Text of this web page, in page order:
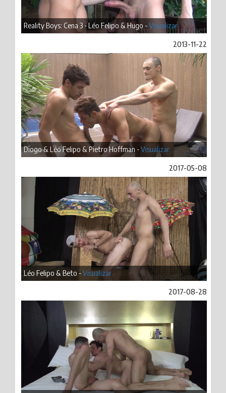
Reality Boys: Cena 3 - Léo Felipo & Hugo -Visualizar
2013-11-22
Diogo & Léo Felipo & Pietro Hoffman -Visualizar
2017-05-08
Léo Felipo & Beto -Visualizar
2017-08-28